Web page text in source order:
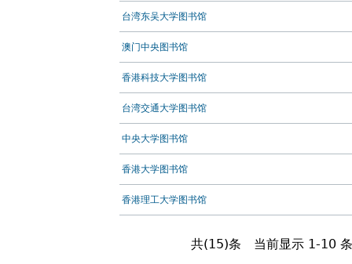
台湾东吴大学图书馆
澳门中央图书馆
香港科技大学图书馆
台湾交通大学图书馆
中央大学图书馆
香港大学图书馆
香港理工大学图书馆
共(15)条 当前显示 1-10 条